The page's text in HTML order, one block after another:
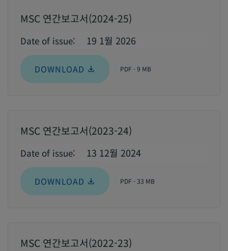
MSC 연간보고서(2024-25)
Date of issue: 19 1월 2026
DOWNLOAD PDF - 9 MB
MSC 연간보고서(2023-24)
Date of issue: 13 12월 2024
DOWNLOAD PDF - 33 MB
MSC 연간보고서(2022-23)